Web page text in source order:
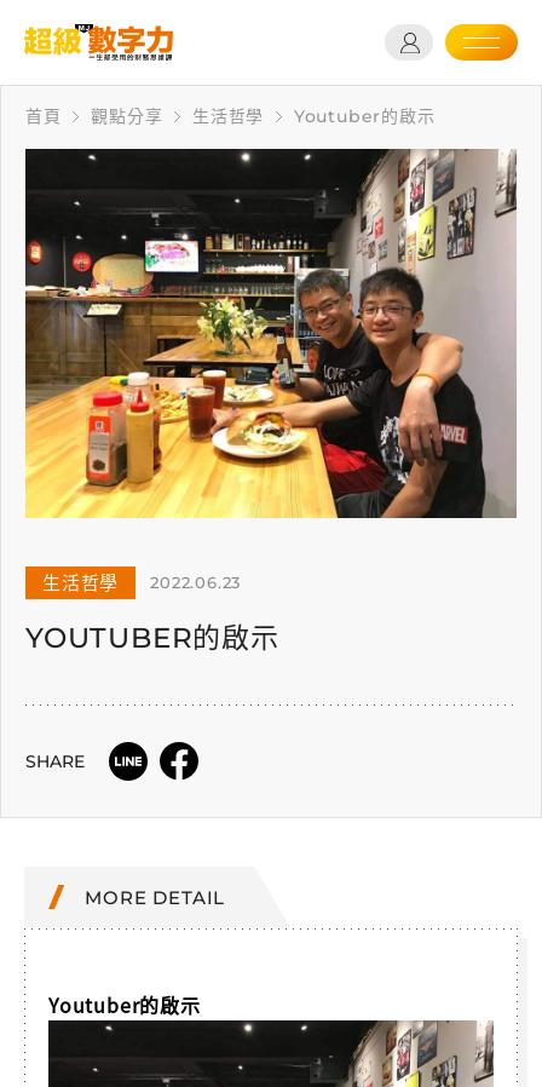
首頁 觀點分享 生活哲學 Youtuber的啟示
生活哲學 2022.06.23
YOUTUBER的啟示
SHARE
MORE DETAIL
Youtuber的啟示